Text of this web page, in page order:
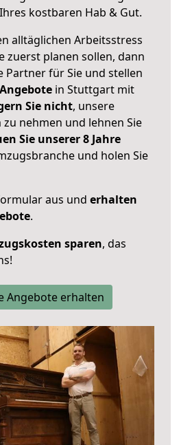
kostbaren Hab & Gut.
alltäglichen Arbeitsstress
zuerst planen sollen, dann
Partner für Sie und stellen
in Stuttgart mit
Sie nicht, unsere
nehmen und lehnen Sie
Sie unserer 8 Jahre
und holen Sie
aus und erhalten
.
sparen, das
Angebote erhalten